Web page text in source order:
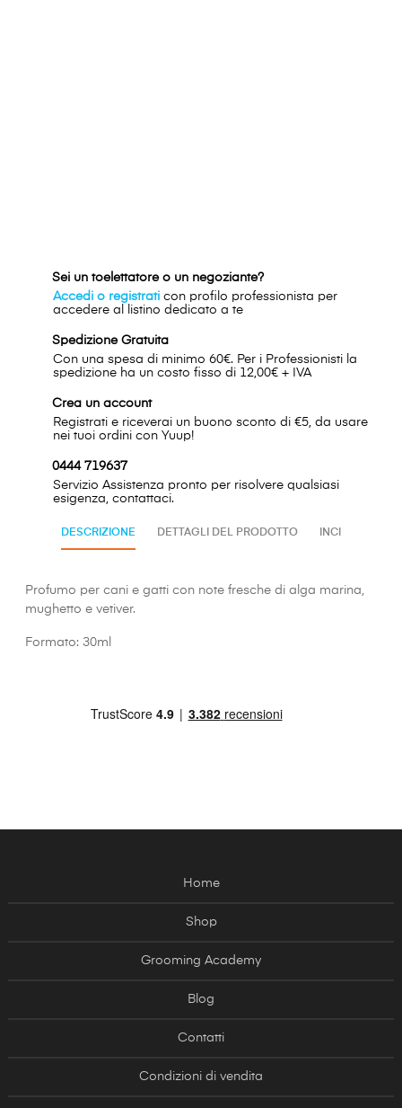
Sei un toelettatore o un negoziante?
Accedi o registrati con profilo professionista per
accedere al listino dedicato a te
Spedizione Gratuita
Con una spesa di minimo 60€. Per i Professionisti la
spedizione ha un costo fisso di 12,00€ + IVA
Crea un account
Registrati e riceverai un buono sconto di €5, da usare
nei tuoi ordini con Yuup!
0444 719637
Servizio Assistenza pronto per risolvere qualsiasi
esigenza, contattaci.
DESCRIZIONE DETTAGLI DEL PRODOTTO INCI
Profumo per cani e gatti con note fresche di alga marina,
mughetto e vetiver.
Formato: 30ml
Home
Shop
Grooming Academy
Blog
Contatti
Condizioni di vendita